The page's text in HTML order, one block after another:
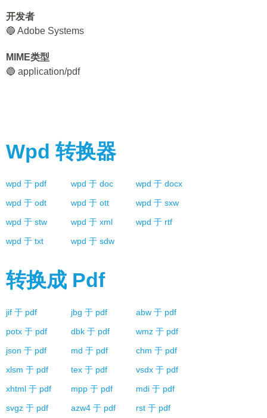
开发者
🔵 Adobe Systems
MIME类型
🔵 application/pdf
Wpd 转换器
wpd 于 pdf wpd 于 doc wpd 于 docx
wpd 于 odt wpd 于 ott wpd 于 sxw
wpd 于 stw wpd 于 xml wpd 于 rtf
wpd 于 txt wpd 于 sdw
转换成 Pdf
jif 于 pdf jbg 于 pdf abw 于 pdf
potx 于 pdf dbk 于 pdf wmz 于 pdf
json 于 pdf md 于 pdf chm 于 pdf
xlsm 于 pdf tex 于 pdf vsdx 于 pdf
xhtml 于 pdf mpp 于 pdf mdi 于 pdf
svgz 于 pdf azw4 于 pdf rst 于 pdf